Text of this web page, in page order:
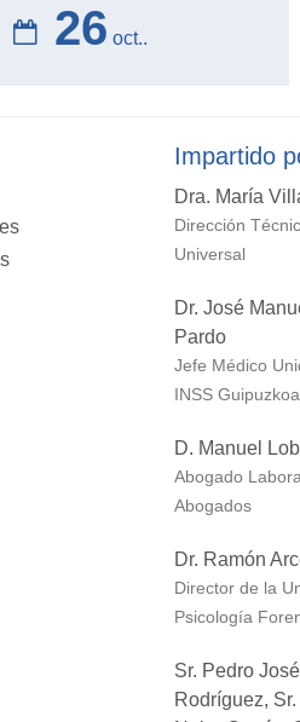
26 oct..
Impartido
Dra. María
Dirección
Universal
Dr. José
Pardo
Jefe Médico
INSS Guipuzkoa
D. Manuel
Abogado
Abogados
Dr. Ramón
Director de la
Psicología
Sr. Pedro
Rodríguez,